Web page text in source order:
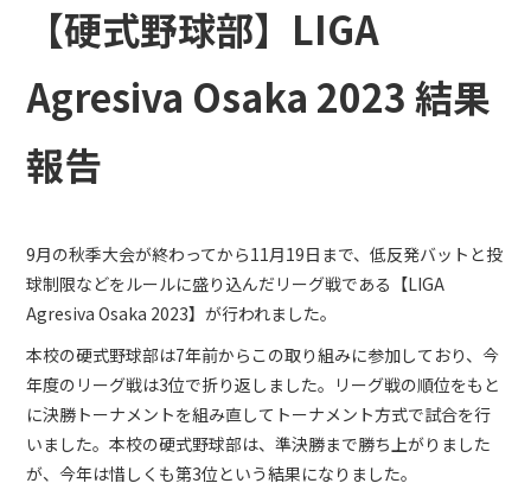
【硬式野球部】LIGA
Agresiva Osaka 2023 結果
報告
9月の秋季大会が終わってから11月19日まで、低反発バットと投
球制限などをルールに盛り込んだリーグ戦である【LIGA
Agresiva Osaka 2023】が行われました。
本校の硬式野球部は7年前からこの取り組みに参加しており、今
年度のリーグ戦は3位で折り返しました。リーグ戦の順位をもと
に決勝トーナメントを組み直してトーナメント方式で試合を行
いました。本校の硬式野球部は、準決勝まで勝ち上がりました
が、今年は惜しくも第3位という結果になりました。